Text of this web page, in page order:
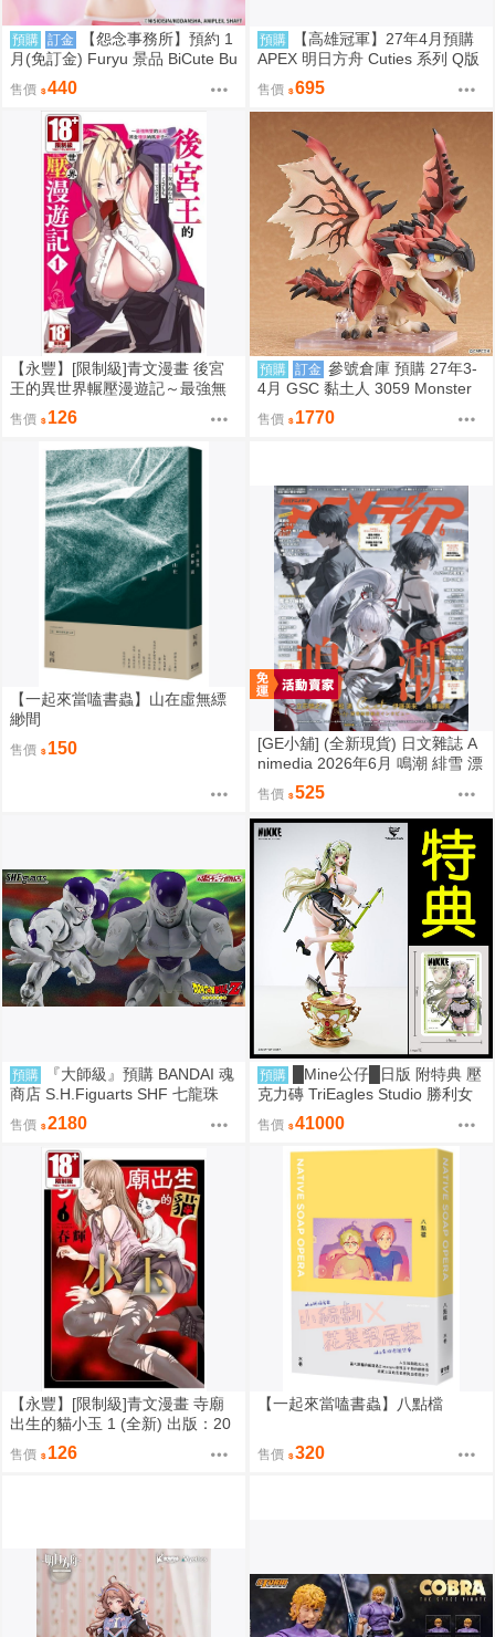
預購 訂金
【怨念事務所】預約 1
月(免訂金) Furyu 景品 BiCute Bu
nnies 物語系列 忍野忍 兔女郎 09
06
售價 440
預購
【高雄冠軍】27年4月預購
APEX 明日方舟 Cuties 系列 Q版
安潔莉娜 免訂金1002
售價 695
【永豐】[限制級]青文漫畫 後宮
王的異世界輾壓漫遊記～最強無
雙的大叔將全種族納為妻子 1 (全
新) 出版：2026/08
售價 126
預購 訂金 參號倉庫 預購 27年3-
4月 GSC 黏土人 3059 Monster
Hunter 魔物獵人 火龍 雄火龍 9/7
售價 1770
【一起來當嗑書蟲】山在虛無縹
緲間
售價 150
[GE小舖] (全新現貨) 日文雜誌 A
nimedia 2026年6月 鳴潮 緋雪 漂
泊者 魔法姊妹露露特莉莉
售價 525
預購
『大師級』預購 BANDAI 魂
商店 S.H.Figuarts SHF 七龍珠
力量全開 弗利沙 戰損版
售價 2180
預購
█Mine公仔█日版 附特典 壓
克力磚 TriEagles Studio 勝利女
神 妮姬 NIKKE 索達 1/4 雕像
售價 41000
【永豐】[限制級]青文漫畫 寺廟
出生的貓小玉 1 (全新) 出版：20
26/08
售價 126
【一起來當嗑書蟲】八點檔
售價 320